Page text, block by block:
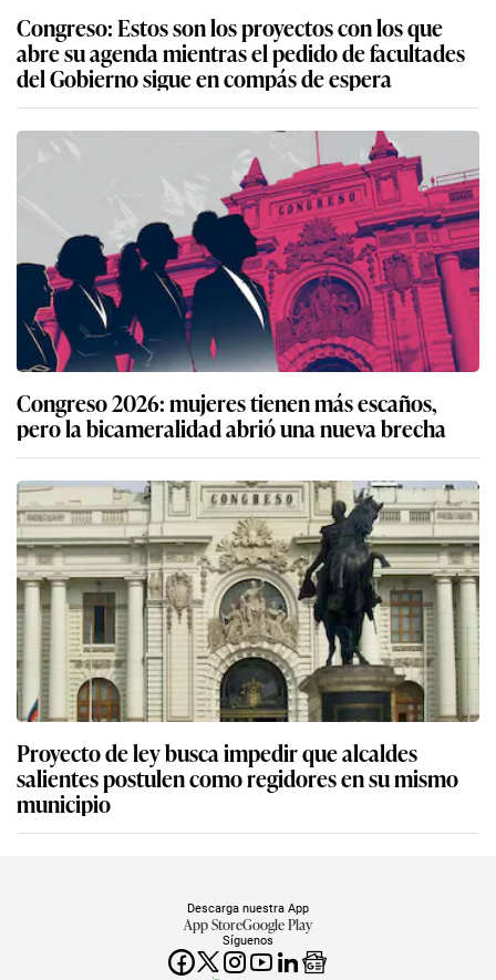
Congreso: Estos son los proyectos con los que
abre su agenda mientras el pedido de facultades
del Gobierno sigue en compás de espera
Congreso 2026: mujeres tienen más escaños,
pero la bicameralidad abrió una nueva brecha
Proyecto de ley busca impedir que alcaldes
salientes postulen como regidores en su mismo
municipio
Síguenos
Descarga nuestra App
App StoreGoogle Play